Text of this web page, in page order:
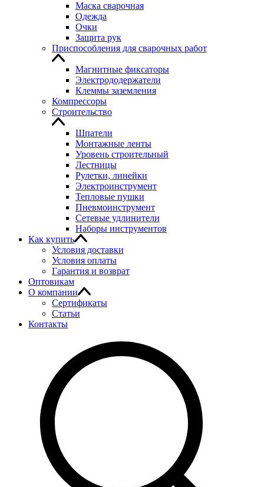
Маска сварочная
Одежда
Очки
Защита рук
Приспособления для сварочных работ
Магнитные фиксаторы
Электрододержатели
Клеммы заземления
Компрессоры
Строительство
Шпатели
Монтажные ленты
Уровень строительный
Лестницы
Рулетки, линейки
Электроинструмент
Тепловые пушки
Пневмоинструмент
Сетевые удлинители
Наборы инструментов
Как купить
Условия доставки
Условия оплаты
Гарантия и возврат
Оптовикам
О компании
Сертификаты
Статьи
Контакты